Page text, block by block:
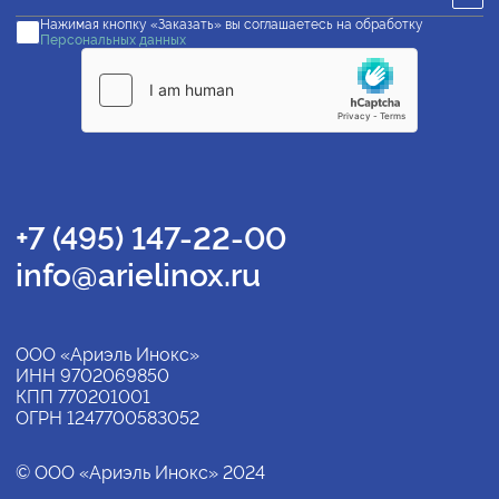
Нажимая кнопку «Заказать» вы соглашаетесь на обработку
Персональных данных
+7 (495) 147-22-00
info@arielinox.ru
ООО «Ариэль Инокс»
ИНН 9702069850
КПП 770201001
ОГРН 1247700583052
© ООО «Ариэль Инокс» 2024